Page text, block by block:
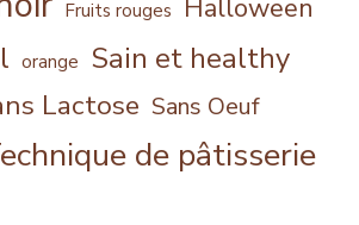
Fruits rouges Halloween
orange Sain et healthy
Lactose Sans Oeuf
de pâtisserie